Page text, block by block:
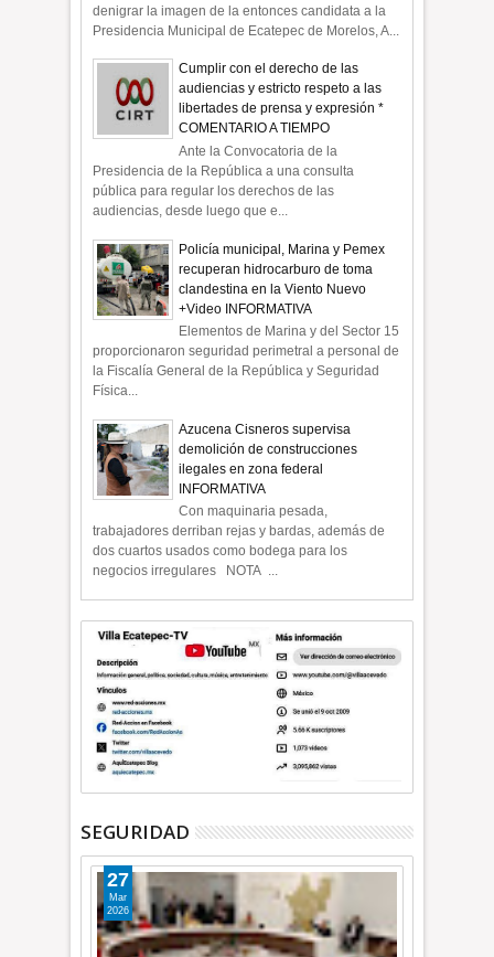
denigrar la imagen de la entonces candidata a la
Presidencia Municipal de Ecatepec de Morelos, A...
Cumplir con el derecho de las
audiencias y estricto respeto a las
libertades de prensa y expresión *
COMENTARIO A TIEMPO
Ante la Convocatoria de la
Presidencia de la República a una consulta
pública para regular los derechos de las
audiencias, desde luego que e...
Policía municipal, Marina y Pemex
recuperan hidrocarburo de toma
clandestina en la Viento Nuevo
+Video INFORMATIVA
Elementos de Marina y del Sector 15
proporcionaron seguridad perimetral a personal de
la Fiscalía General de la República y Seguridad
Física...
Azucena Cisneros supervisa
demolición de construcciones
ilegales en zona federal
INFORMATIVA
Con maquinaria pesada,
trabajadores derriban rejas y bardas, además de
dos cuartos usados como bodega para los
negocios irregulares NOTA ...
SEGURIDAD
27
Mar
2026